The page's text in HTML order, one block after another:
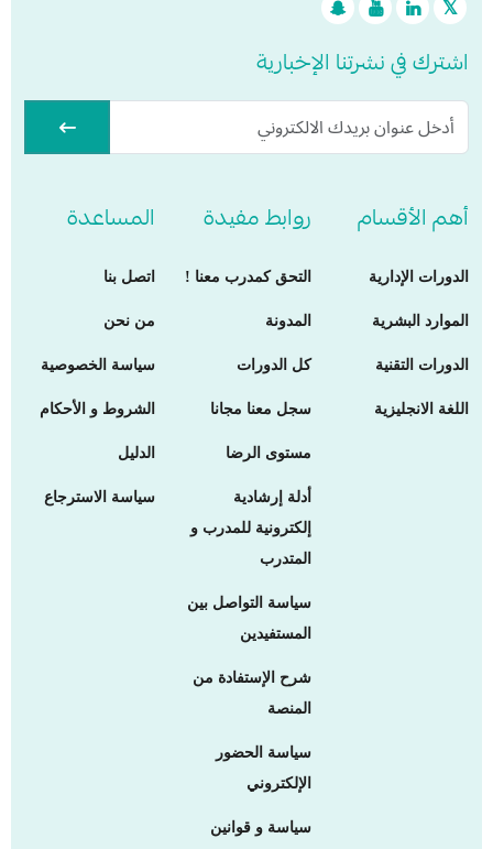
اشترك في نشرتنا الإخبارية
أهم الأقسام
الدورات الإدارية
الموارد البشرية
الدورات التقنية
اللغة الانجليزية
روابط مفيدة
التحق كمدرب معنا !
المدونة
كل الدورات
سجل معنا مجانا
مستوى الرضا
أدلة إرشادية
إلكترونية للمدرب و
المتدرب
سياسة التواصل بين
المستفيدين
شرح الإستفادة من
المنصة
سياسة الحضور
الإلكتروني
سياسة و قوانين
المساعدة
اتصل بنا
من نحن
سياسة الخصوصية
الشروط و الأحكام
الدليل
سياسة الاسترجاع